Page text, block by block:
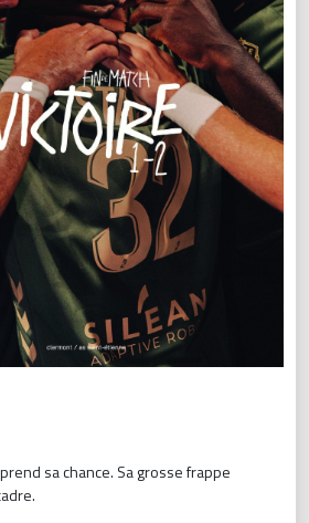
sa chance. Sa grosse frappe